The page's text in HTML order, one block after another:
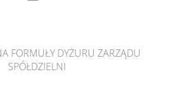
FORMUŁY DYŻURU ZARZĄDU
SPÓŁDZIELNI